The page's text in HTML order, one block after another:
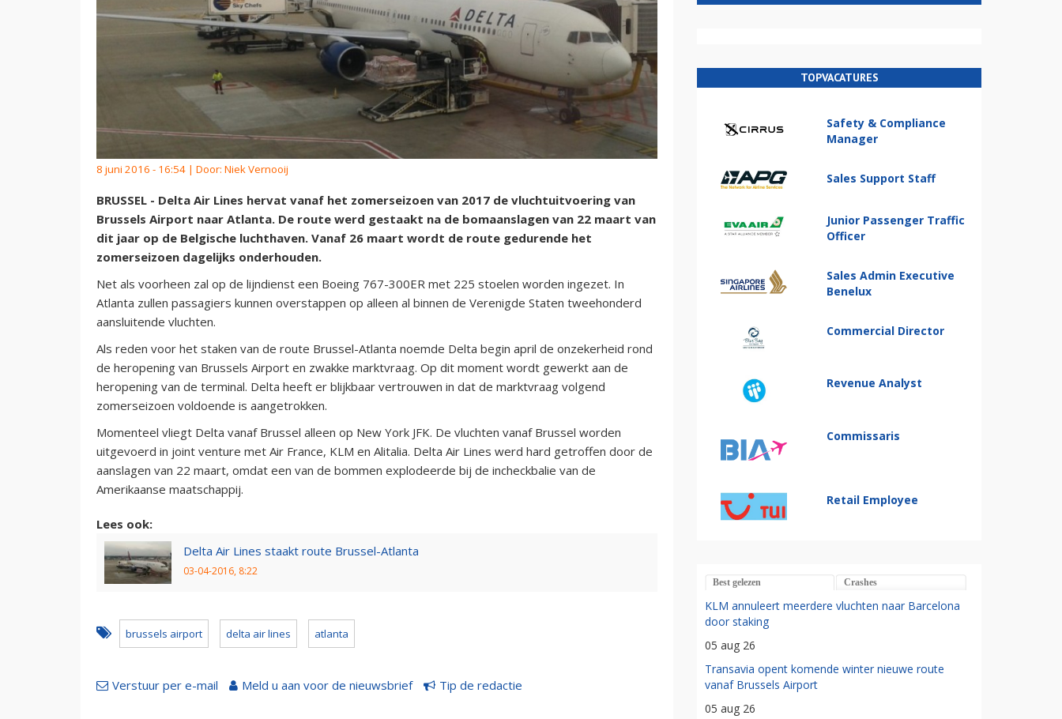
8 juni 2016 - 16:54 | Door: Niek Vernooij
BRUSSEL - Delta Air Lines hervat vanaf het zomerseizoen van 2017 de vluchtuitvoering van
Brussels Airport naar Atlanta. De route werd gestaakt na de bomaanslagen van 22 maart van
dit jaar op de Belgische luchthaven. Vanaf 26 maart wordt de route gedurende het
zomerseizoen dagelijks onderhouden.
Net als voorheen zal op de lijndienst een Boeing 767-300ER met 225 stoelen worden ingezet. In
Atlanta zullen passagiers kunnen overstappen op alleen al binnen de Verenigde Staten tweehonderd
aansluitende vluchten.
Als reden voor het staken van de route Brussel-Atlanta noemde Delta begin april de onzekerheid rond
de heropening van Brussels Airport en zwakke marktvraag. Op dit moment wordt gewerkt aan de
heropening van de terminal. Delta heeft er blijkbaar vertrouwen in dat de marktvraag volgend
zomerseizoen voldoende is aangetrokken.
Momenteel vliegt Delta vanaf Brussel alleen op New York JFK. De vluchten vanaf Brussel worden
uitgevoerd in joint venture met Air France, KLM en Alitalia. Delta Air Lines werd hard getroffen door de
aanslagen van 22 maart, omdat een van de bommen explodeerde bij de incheckbalie van de
Amerikaanse maatschappij.
Lees ook:
Delta Air Lines staakt route Brussel-Atlanta
03-04-2016, 8:22
brussels airport delta air lines atlanta
Verstuur per e-mail Meld u aan voor de nieuwsbrief Tip de redactie
TOPVACATURES
Safety & Compliance
Manager
Sales Support Staff
Junior Passenger Traffic
Officer
Sales Admin Executive
Benelux
Commercial Director
Revenue Analyst
Commissaris
Retail Employee
Best gelezen Crashes
KLM annuleert meerdere vluchten naar Barcelona
door staking
05 aug 26
Transavia opent komende winter nieuwe route
vanaf Brussels Airport
05 aug 26